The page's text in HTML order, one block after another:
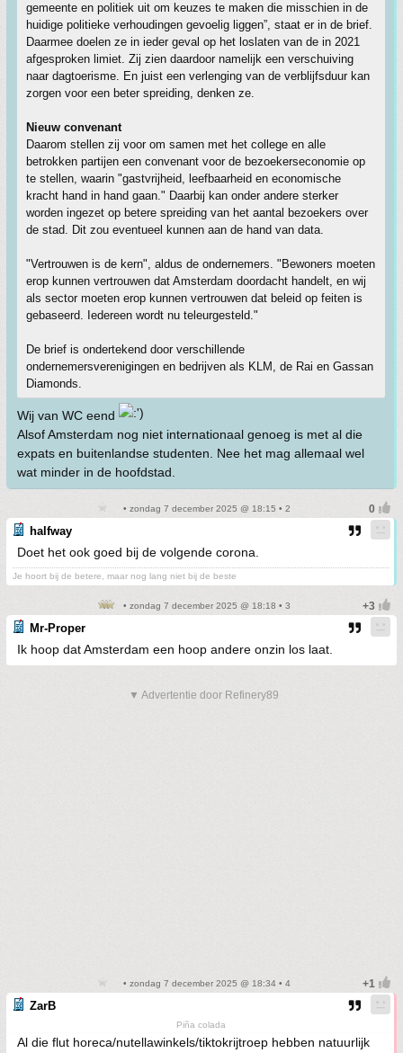
gemeente en politiek uit om keuzes te maken die misschien in de
huidige politieke verhoudingen gevoelig liggen”, staat er in de brief.
Daarmee doelen ze in ieder geval op het loslaten van de in 2021
afgesproken limiet. Zij zien daardoor namelijk een verschuiving
naar dagtoerisme. En juist een verlenging van de verblijfsduur kan
zorgen voor een beter spreiding, denken ze.
Nieuw convenant
Daarom stellen zij voor om samen met het college en alle
betrokken partijen een convenant voor de bezoekerseconomie op
te stellen, waarin "gastvrijheid, leefbaarheid en economische
kracht hand in hand gaan." Daarbij kan onder andere sterker
worden ingezet op betere spreiding van het aantal bezoekers over
de stad. Dit zou eventueel kunnen aan de hand van data.
"Vertrouwen is de kern", aldus de ondernemers. "Bewoners moeten
erop kunnen vertrouwen dat Amsterdam doordacht handelt, en wij
als sector moeten erop kunnen vertrouwen dat beleid op feiten is
gebaseerd. Iedereen wordt nu teleurgesteld."
De brief is ondertekend door verschillende
ondernemersverenigingen en bedrijven als KLM, de Rai en Gassan
Diamonds.
Wij van WC eend
Alsof Amsterdam nog niet internationaal genoeg is met al die
expats en buitenlandse studenten. Nee het mag allemaal wel
wat minder in de hoofdstad.
• zondag 7 december 2025 @ 18:15 • 2
halfway
Doet het ook goed bij de volgende corona.
Je hoort bij de betere, maar nog lang niet bij de beste
• zondag 7 december 2025 @ 18:18 • 3
Mr-Proper
Ik hoop dat Amsterdam een hoop andere onzin los laat.
▼ Advertentie door Refinery89
• zondag 7 december 2025 @ 18:34 • 4
ZarB
Piña colada
Al die flut horeca/nutellawinkels/tiktokrijtroep hebben natuurlijk